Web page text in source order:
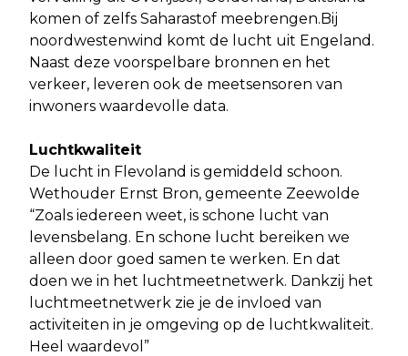
komen of zelfs Saharastof meebrengen.Bij
noordwestenwind komt de lucht uit Engeland.
Naast deze voorspelbare bronnen en het
verkeer, leveren ook de meetsensoren van
inwoners waardevolle data.
Luchtkwaliteit
De lucht in Flevoland is gemiddeld schoon.
Wethouder Ernst Bron, gemeente Zeewolde
“Zoals iedereen weet, is schone lucht van
levensbelang. En schone lucht bereiken we
alleen door goed samen te werken. En dat
doen we in het luchtmeetnetwerk. Dankzij het
luchtmeetnetwerk zie je de invloed van
activiteiten in je omgeving op de luchtkwaliteit.
Heel waardevol”